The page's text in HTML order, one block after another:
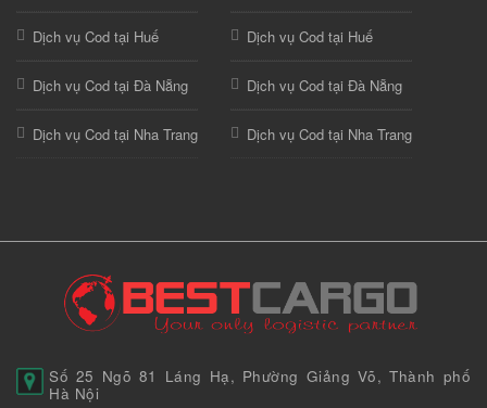
Dịch vụ Cod tại Huế
Dịch vụ Cod tại Đà Nẵng
Dịch vụ Cod tại Nha Trang
Dịch vụ Cod tại Huế
Dịch vụ Cod tại Đà Nẵng
Dịch vụ Cod tại Nha Trang
Số 25 Ngõ 81 Láng Hạ, Phường Giảng Võ, Thành phố
Hà Nội